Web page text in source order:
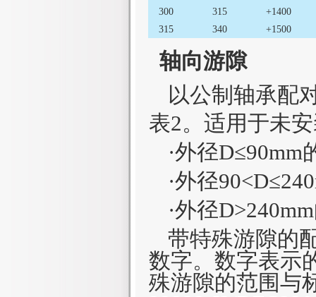
300
315
+1400
315
340 +1500
轴向游隙
以公制轴承配
表2。适用于未
·外径D≤90mm
·外径90<D
·外径D>240mm
带特殊游隙的
数字。数字表示
殊游隙的范围与